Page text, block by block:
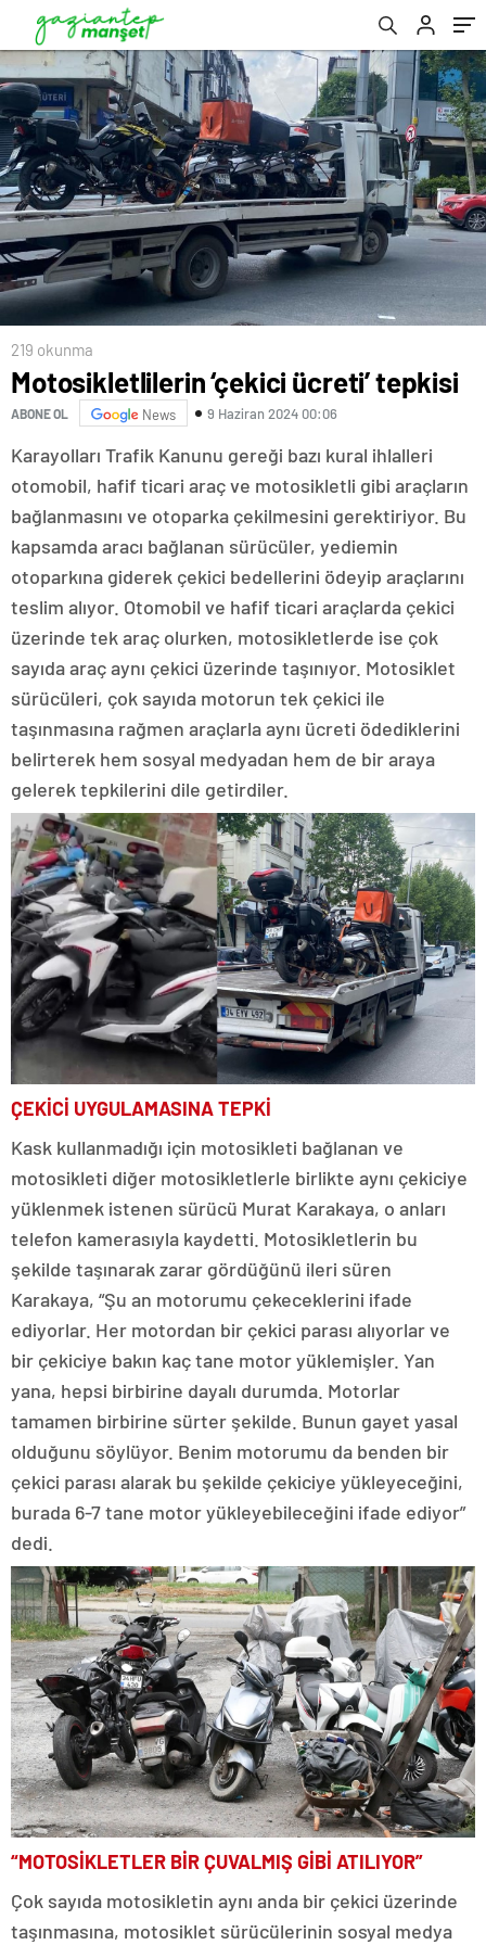
219 okunma
Motosikletlilerin ‘çekici ücreti’ tepkisi
ABONE OL News 9 Haziran 2024 00:06
Karayolları Trafik Kanunu gereği bazı kural ihlalleri
otomobil, hafif ticari araç ve motosikletli gibi araçların
bağlanmasını ve otoparka çekilmesini gerektiriyor. Bu
kapsamda aracı bağlanan sürücüler, yediemin
otoparkına giderek çekici bedellerini ödeyip araçlarını
teslim alıyor. Otomobil ve hafif ticari araçlarda çekici
üzerinde tek araç olurken, motosikletlerde ise çok
sayıda araç aynı çekici üzerinde taşınıyor. Motosiklet
sürücüleri, çok sayıda motorun tek çekici ile
taşınmasına rağmen araçlarla aynı ücreti ödediklerini
belirterek hem sosyal medyadan hem de bir araya
gelerek tepkilerini dile getirdiler.
ÇEKİCİ UYGULAMASINA TEPKİ
Kask kullanmadığı için motosikleti bağlanan ve
motosikleti diğer motosikletlerle birlikte aynı çekiciye
yüklenmek istenen sürücü Murat Karakaya, o anları
telefon kamerasıyla kaydetti. Motosikletlerin bu
şekilde taşınarak zarar gördüğünü ileri süren
Karakaya, “Şu an motorumu çekeceklerini ifade
ediyorlar. Her motordan bir çekici parası alıyorlar ve
bir çekiciye bakın kaç tane motor yüklemişler. Yan
yana, hepsi birbirine dayalı durumda. Motorlar
tamamen birbirine sürter şekilde. Bunun gayet yasal
olduğunu söylüyor. Benim motorumu da benden bir
çekici parası alarak bu şekilde çekiciye yükleyeceğini,
burada 6-7 tane motor yükleyebileceğini ifade ediyor”
dedi.
“MOTOSİKLETLER BİR ÇUVALMIŞ GİBİ ATILIYOR”
Çok sayıda motosikletin aynı anda bir çekici üzerinde
taşınmasına, motosiklet sürücülerinin sosyal medya